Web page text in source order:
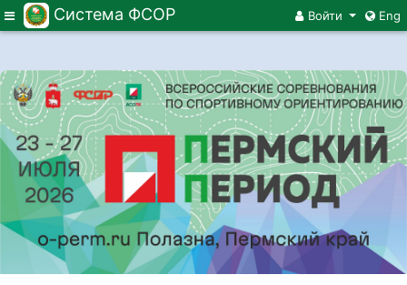
Меню Система ФСОР Войти Eng